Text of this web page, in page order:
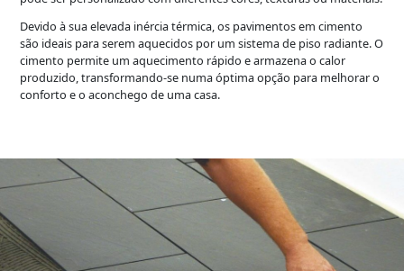
Devido à sua elevada inércia térmica, os pavimentos em cimento
são ideais para serem aquecidos por um sistema de piso radiante. O
cimento permite um aquecimento rápido e armazena o calor
produzido, transformando-se numa óptima opção para melhorar o
conforto e o aconchego de uma casa.